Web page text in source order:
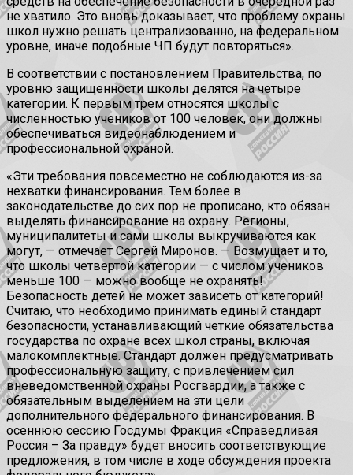
не хватило. Это вновь доказывает, что проблему охраны
школ нужно решать централизованно, на федеральном
уровне, иначе подобные ЧП будут повторяться».
В соответствии с постановлением Правительства, по
уровню защищенности школы делятся на четыре
категории. К первым трем относятся школы с
численностью учеников от 100 человек, они должны
обеспечиваться видеонаблюдением и
профессиональной охраной.
«Эти требования повсеместно не соблюдаются из-за
нехватки финансирования. Тем более в
законодательстве до сих пор не прописано, кто обязан
выделять финансирование на охрану. Регионы,
муниципалитеты и сами школы выкручиваются как
могут, — отмечает Сергей Миронов. — Возмущает и то,
что школы четвертой категории — с числом учеников
меньше 100 — можно вообще не охранять!
Безопасность детей не может зависеть от категорий!
Считаю, что необходимо принимать единый стандарт
безопасности, устанавливающий четкие обязательства
государства по охране всех школ страны, включая
малокомплектные. Стандарт должен предусматривать
профессиональную защиту, с привлечением сил
вневедомственной охраны Росгвардии, а также с
обязательным выделением на эти цели
дополнительного федерального финансирования. В
осеннюю сессию Госдумы Фракция «Справедливая
Россия – За правду» будет вносить соответствующие
предложения, в том числе в ходе обсуждения проекта